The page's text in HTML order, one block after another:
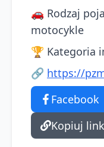
🚗 Rodzaj
motocykle
🏆 Kategoria
🔗 https://
Facebook
Kopiuj link